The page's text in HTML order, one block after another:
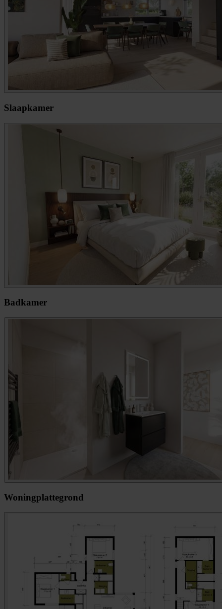
Slaapkamer
Badkamer
Woningplattegrond